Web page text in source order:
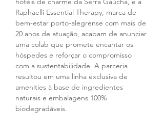
Raphaelli Essential Therapy, marca de
bem-estar porto-alegrense com mais de
20 anos de atuação, acabam de anunciar
uma colab que promete encantar os
hóspedes e reforçar o compromisso
com a sustentabilidade. A parceria
resultou em uma linha exclusiva de
amenities à base de ingredientes
naturais e embalagens 100%
biodegradáveis.